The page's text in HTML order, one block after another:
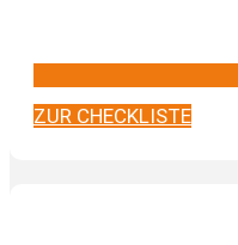
ZUR CHECKLISTE